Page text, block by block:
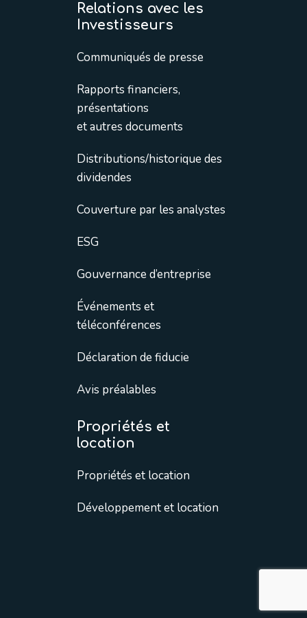
Relations avec les
Investisseurs
Communiqués de presse
Rapports financiers,
présentations
et autres documents
Distributions/historique des
dividendes
Couverture par les analystes
ESG
Gouvernance d’entreprise
Événements et
téléconférences
Déclaration de fiducie
Avis préalables
Propriétés et
location
Propriétés et location
Développement et location